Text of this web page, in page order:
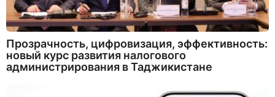
Прозрачность, цифровизация, эффективность:
новый курс развития налогового
администрирования в Таджикистане